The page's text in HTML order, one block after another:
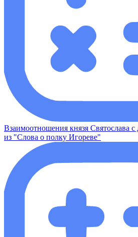
Взаимоотношения князя Святослава
из "Слова о полку Игореве"